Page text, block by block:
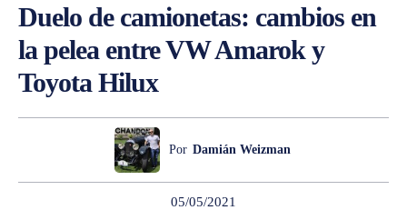
Duelo de camionetas: cambios en
la pelea entre VW Amarok y
Toyota Hilux
Por Damián Weizman
05/05/2021